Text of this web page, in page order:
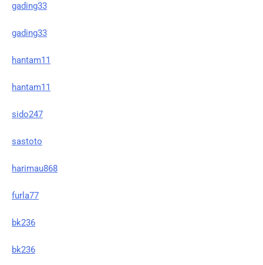
gading33
gading33
hantam11
hantam11
sido247
sastoto
harimau868
furla77
bk236
bk236